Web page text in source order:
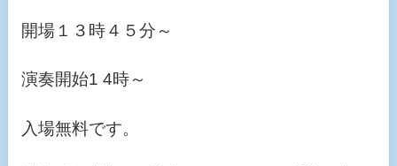
開場１３時４５分～
演奏開始1 4時～
入場無料です。